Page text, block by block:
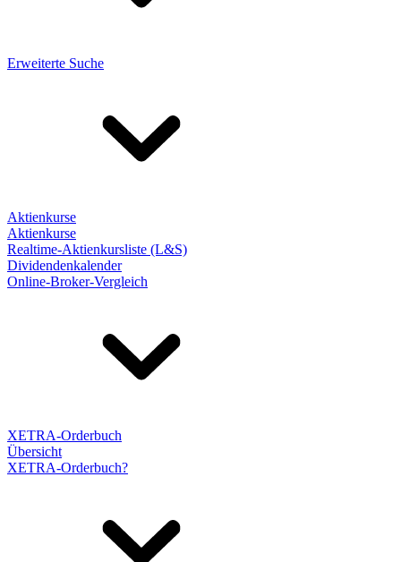
Erweiterte Suche
Aktienkurse
Aktienkurse
Realtime-Aktienkursliste (L&S)
Dividendenkalender
Online-Broker-Vergleich
XETRA-Orderbuch
Übersicht
XETRA-Orderbuch?